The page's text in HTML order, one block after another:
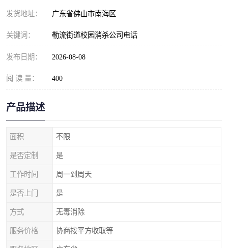
发货地址： 广东省佛山市南海区
关键词： 勒流街道校园消杀公司电话
发布日期： 2026-08-08
阅 读 量： 400
产品描述
面积 不限
是否定制 是
工作时间 周一到周天
是否上门 是
方式 无毒消除
服务价格 协商按平方收取等